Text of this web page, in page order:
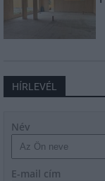
HÍRLEVÉL
Név
E-mail cím